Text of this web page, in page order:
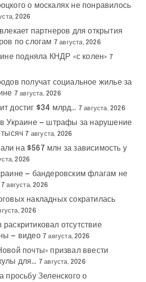
о москалях не понравилось
2026
партнеров для открытия
по слогам 7 августа, 2026
подняла КНДР «с колен» 7
получат социальное жилье за
7 августа, 2026
достиг $34 млрд… 7 августа, 2026
Украине — штрафы за нарушение
7 августа, 2026
на $567 млн за зависимость у
2026
— бандеровским флагам не
7 августа, 2026
накладных сократилась
2026
отсутствие
— видео 7 августа, 2026
почты» призвал ввести
для… 7 августа, 2026
просьбу Зеленского о